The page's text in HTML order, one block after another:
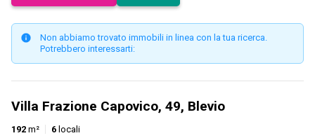
Non abbiamo trovato immobili in linea con la tua ricerca.
Potrebbero interessarti:
Villa Frazione Capovico, 49, Blevio
192 m² 6 locali